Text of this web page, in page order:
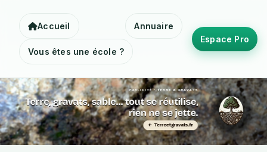
Accueil Annuaire
Vous êtes une école ?
Espace Pro